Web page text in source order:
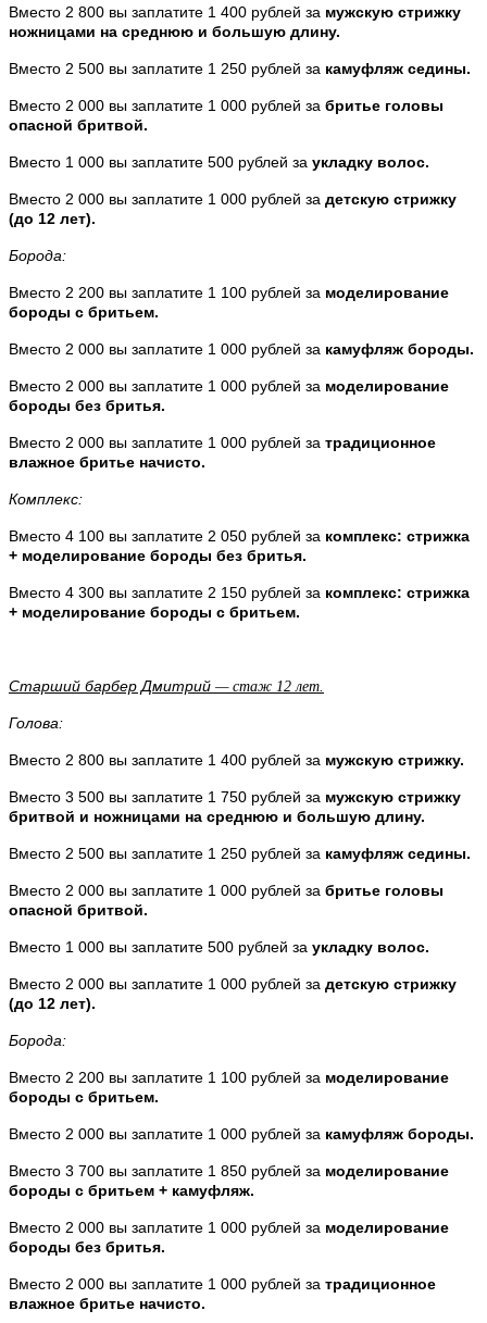
Вместо 2 800 вы заплатите 1 400 рублей за мужскую стрижку
ножницами на среднюю и большую длину.
Вместо 2 500 вы заплатите 1 250 рублей за камуфляж седины.
Вместо 2 000 вы заплатите 1 000 рублей за бритье головы
опасной бритвой.
Вместо 1 000 вы заплатите 500 рублей за укладку волос.
Вместо 2 000 вы заплатите 1 000 рублей за детскую стрижку
(до 12 лет).
Борода:
Вместо 2 200 вы заплатите 1 100 рублей за моделирование
бороды с бритьем.
Вместо 2 000 вы заплатите 1 000 рублей за камуфляж бороды.
Вместо 2 000 вы заплатите 1 000 рублей за моделирование
бороды без бритья.
Вместо 2 000 вы заплатите 1 000 рублей за традиционное
влажное бритье начисто.
Комплекс:
Вместо 4 100 вы заплатите 2 050 рублей за комплекс: стрижка
+ моделирование бороды без бритья.
Вместо 4 300 вы заплатите 2 150 рублей за комплекс: стрижка
+ моделирование бороды с бритьем.
Старший барбер Дмитрий — стаж 12 лет.
Голова:
Вместо 2 800 вы заплатите 1 400 рублей за мужскую стрижку.
Вместо 3 500 вы заплатите 1 750 рублей за мужскую стрижку
бритвой и ножницами на среднюю и большую длину.
Вместо 2 500 вы заплатите 1 250 рублей за камуфляж седины.
Вместо 2 000 вы заплатите 1 000 рублей за бритье головы
опасной бритвой.
Вместо 1 000 вы заплатите 500 рублей за укладку волос.
Вместо 2 000 вы заплатите 1 000 рублей за детскую стрижку
(до 12 лет).
Борода:
Вместо 2 200 вы заплатите 1 100 рублей за моделирование
бороды с бритьем.
Вместо 2 000 вы заплатите 1 000 рублей за камуфляж бороды.
Вместо 3 700 вы заплатите 1 850 рублей за моделирование
бороды с бритьем + камуфляж.
Вместо 2 000 вы заплатите 1 000 рублей за моделирование
бороды без бритья.
Вместо 2 000 вы заплатите 1 000 рублей за традиционное
влажное бритье начисто.